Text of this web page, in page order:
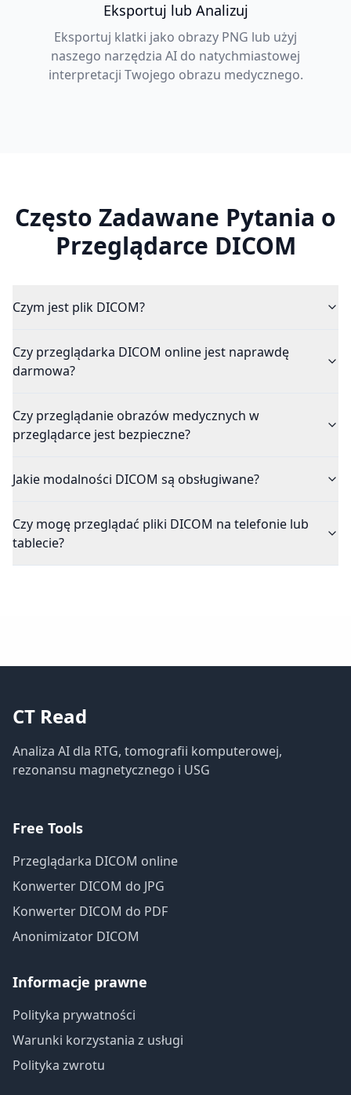
Eksportuj lub Analizuj
Eksportuj klatki jako obrazy PNG lub użyj
naszego narzędzia AI do natychmiastowej
interpretacji Twojego obrazu medycznego.
Często Zadawane Pytania o
Przeglądarce DICOM
Czym jest plik DICOM?
Czy przeglądarka DICOM online jest naprawdę
darmowa?
Czy przeglądanie obrazów medycznych w
przeglądarce jest bezpieczne?
Jakie modalności DICOM są obsługiwane?
Czy mogę przeglądać pliki DICOM na telefonie lub
tablecie?
CT Read
Analiza AI dla RTG, tomografii komputerowej,
rezonansu magnetycznego i USG
Free Tools
Przeglądarka DICOM online
Konwerter DICOM do JPG
Konwerter DICOM do PDF
Anonimizator DICOM
Informacje prawne
Polityka prywatności
Warunki korzystania z usługi
Polityka zwrotu